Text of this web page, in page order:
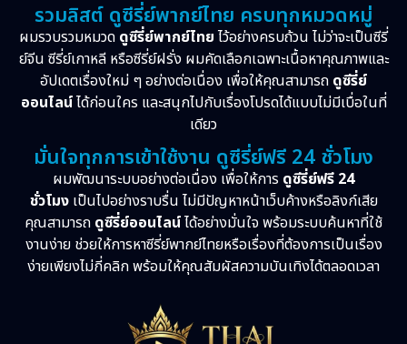
รวมลิสต์ ดูซีรี่ย์พากย์ไทย ครบทุกหมวดหมู่
ผมรวบรวมหมวด ดูซีรี่ย์พากย์ไทย ไว้อย่างครบถ้วน ไม่ว่าจะเป็นซีรี่
ย์จีน ซีรี่ย์เกาหลี หรือซีรี่ย์ฝรั่ง ผมคัดเลือกเฉพาะเนื้อหาคุณภาพและ
อัปเดตเรื่องใหม่ ๆ อย่างต่อเนื่อง เพื่อให้คุณสามารถ ดูซีรี่ย์
ออนไลน์ได้ก่อนใคร และสนุกไปกับเรื่องโปรดได้แบบไม่มีเบื่อในที่
เดียว
มั่นใจทุกการเข้าใช้งาน ดูซีรี่ย์ฟรี 24 ชั่วโมง
ผมพัฒนาระบบอย่างต่อเนื่อง เพื่อให้การ ดูซีรี่ย์ฟรี 24
ชั่วโมงเป็นไปอย่างราบรื่น ไม่มีปัญหาหน้าเว็บค้างหรือลิงก์เสีย
คุณสามารถ ดูซีรี่ย์ออนไลน์ได้อย่างมั่นใจ พร้อมระบบค้นหาที่ใช้
งานง่าย ช่วยให้การหาซีรี่ย์พากย์ไทยหรือเรื่องที่ต้องการเป็นเรื่อง
ง่ายเพียงไม่กี่คลิก พร้อมให้คุณสัมผัสความบันเทิงได้ตลอดเวลา